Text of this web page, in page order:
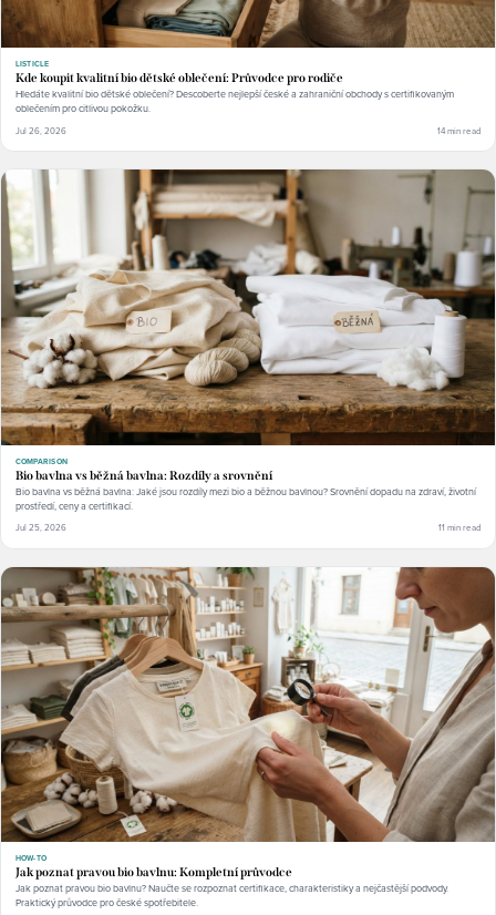
LISTICLE
Kde koupit kvalitní bio dětské oblečení: Průvodce pro rodiče
Hledáte kvalitní bio dětské oblečení? Descoberte nejlepší české a zahraniční obchody s certifikovaným
oblečením pro citlivou pokožku.
Jul 26, 2026 14 min read
COMPARISON
Bio bavlna vs běžná bavlna: Rozdíly a srovnění
Bio bavlna vs běžná bavlna: Jaké jsou rozdíly mezi bio a běžnou bavlnou? Srovnění dopadu na zdraví, životní
prostředí, ceny a certifikací.
Jul 25, 2026 11 min read
HOW-TO
Jak poznat pravou bio bavlnu: Kompletní průvodce
Jak poznat pravou bio bavlnu? Naučte se rozpoznat certifikace, charakteristiky a nejčastější podvody.
Praktický průvodce pro české spotřebitele.